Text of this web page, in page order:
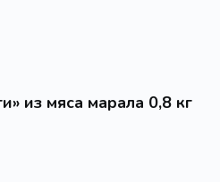
из мяса марала 0,8 кг